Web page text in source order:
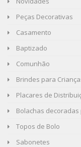
Peças Decorativas
Casamento
Baptizado
Comunhão
Brindes para
Placares de
Bolachas
Topos de Bolo
Sabonetes